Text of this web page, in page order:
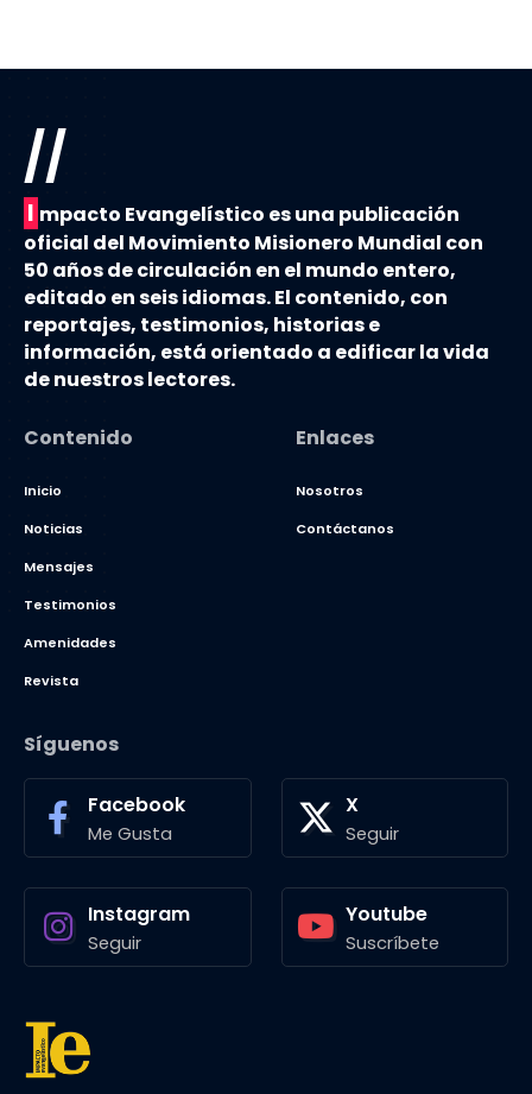
//
I mpacto Evangelístico es una publicación
oficial del Movimiento Misionero Mundial con
50 años de circulación en el mundo entero,
editado en seis idiomas. El contenido, con
reportajes, testimonios, historias e
información, está orientado a edificar la vida
de nuestros lectores.
Contenido
Inicio
Noticias
Mensajes
Testimonios
Amenidades
Revista
Enlaces
Nosotros
Contáctanos
Síguenos
Facebook
Me Gusta
X
Seguir
Instagram
Seguir
Youtube
Suscríbete